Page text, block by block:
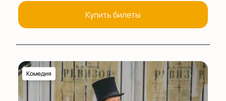
Купить билеты
Комедия